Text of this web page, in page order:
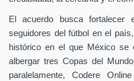
El acuerdo busca fortalecer
seguidores del fútbol en el
histórico en el que México
albergar tres Copas del
paralelamente, Codere